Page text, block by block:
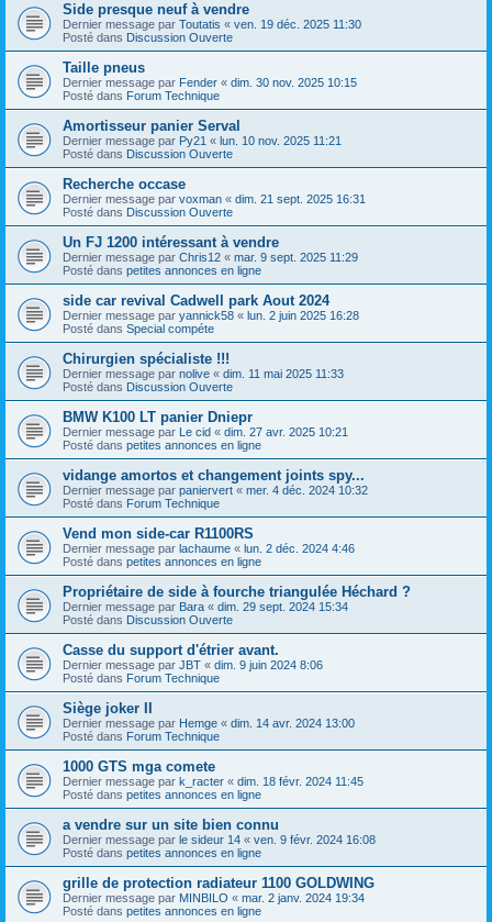
Side presque neuf à vendre
Dernier message par Toutatis « ven. 19 déc. 2025 11:30
Posté dans Discussion Ouverte
Taille pneus
Dernier message par Fender « dim. 30 nov. 2025 10:15
Posté dans Forum Technique
Amortisseur panier Serval
Dernier message par Py21 « lun. 10 nov. 2025 11:21
Posté dans Discussion Ouverte
Recherche occase
Dernier message par voxman « dim. 21 sept. 2025 16:31
Posté dans Discussion Ouverte
Un FJ 1200 intéressant à vendre
Dernier message par Chris12 « mar. 9 sept. 2025 11:29
Posté dans petites annonces en ligne
side car revival Cadwell park Aout 2024
Dernier message par yannick58 « lun. 2 juin 2025 16:28
Posté dans Special compéte
Chirurgien spécialiste !!!
Dernier message par nolive « dim. 11 mai 2025 11:33
Posté dans Discussion Ouverte
BMW K100 LT panier Dniepr
Dernier message par Le cid « dim. 27 avr. 2025 10:21
Posté dans petites annonces en ligne
vidange amortos et changement joints spy...
Dernier message par paniervert « mer. 4 déc. 2024 10:32
Posté dans Forum Technique
Vend mon side-car R1100RS
Dernier message par lachaume « lun. 2 déc. 2024 4:46
Posté dans petites annonces en ligne
Propriétaire de side à fourche triangulée Héchard ?
Dernier message par Bara « dim. 29 sept. 2024 15:34
Posté dans Discussion Ouverte
Casse du support d'étrier avant.
Dernier message par JBT « dim. 9 juin 2024 8:06
Posté dans Forum Technique
Siège joker II
Dernier message par Hemge « dim. 14 avr. 2024 13:00
Posté dans Forum Technique
1000 GTS mga comete
Dernier message par k_racter « dim. 18 févr. 2024 11:45
Posté dans petites annonces en ligne
a vendre sur un site bien connu
Dernier message par le sideur 14 « ven. 9 févr. 2024 16:08
Posté dans petites annonces en ligne
grille de protection radiateur 1100 GOLDWING
Dernier message par MINBILO « mar. 2 janv. 2024 19:34
Posté dans petites annonces en ligne